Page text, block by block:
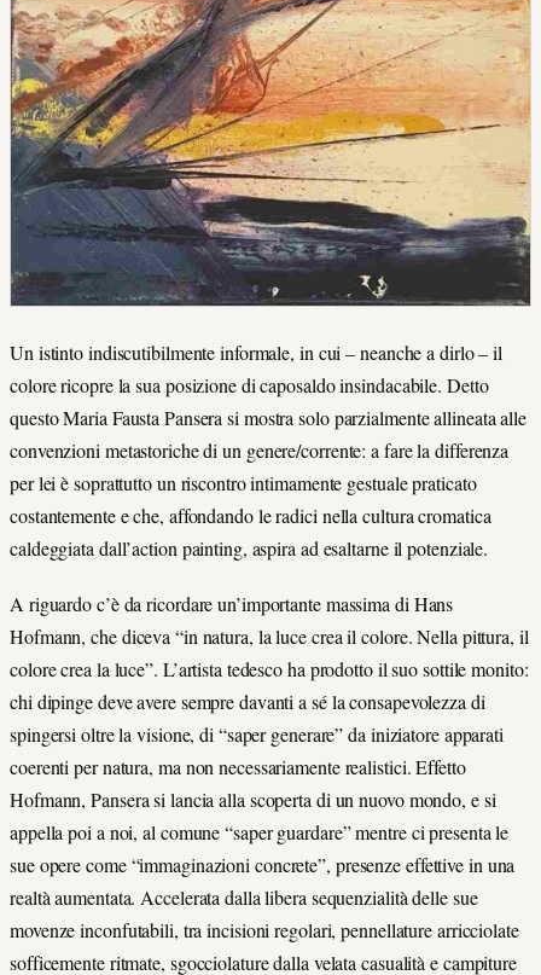
Un istinto indiscutibilmente informale, in cui – neanche a dirlo – il
colore ricopre la sua posizione di caposaldo insindacabile. Detto
questo Maria Fausta Pansera si mostra solo parzialmente allineata alle
convenzioni metastoriche di un genere/corrente: a fare la differenza
per lei è soprattutto un riscontro intimamente gestuale praticato
costantemente e che, affondando le radici nella cultura cromatica
caldeggiata dall’action painting, aspira ad esaltarne il potenziale.
A riguardo c’è da ricordare un’importante massima di Hans
Hofmann, che diceva “in natura, la luce crea il colore. Nella pittura, il
colore crea la luce”. L’artista tedesco ha prodotto il suo sottile monito:
chi dipinge deve avere sempre davanti a sé la consapevolezza di
spingersi oltre la visione, di “saper generare” da iniziatore apparati
coerenti per natura, ma non necessariamente realistici. Effetto
Hofmann, Pansera si lancia alla scoperta di un nuovo mondo, e si
appella poi a noi, al comune “saper guardare” mentre ci presenta le
sue opere come “immaginazioni concrete”, presenze effettive in una
realtà aumentata. Accelerata dalla libera sequenzialità delle sue
movenze inconfutabili, tra incisioni regolari, pennellature arricciolate
sofficemente ritmate, sgocciolature dalla velata casualità e campiture